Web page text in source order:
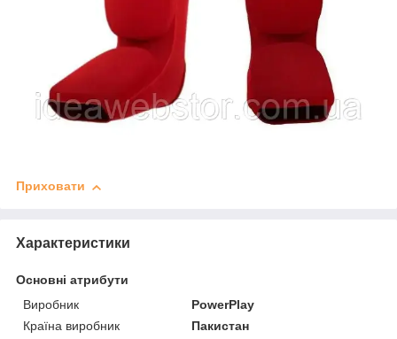
Приховати
Характеристики
Основні атрибути
Виробник
PowerPlay
Країна виробник
Пакистан